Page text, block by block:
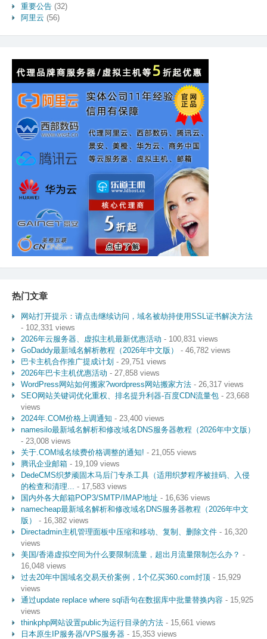
重要公告(32)
阿里云 (56)
热门文章
网站打开提示：请点击继续访问，域名被劫持使用SSL证书解决方法
- 102,331 views
2026年云服务器、虚拟主机最新优惠活动 - 100,831 views
GoDaddy最新域名解析教程（2026年中文版）
- 46,782 views
巴卡主机合作推广提成计划 - 29,751 views
2026年巴卡主机优惠活动 - 27,858 views
WordPress网站如何搬家?wordpress网站搬家方法- 26,317 views
SEO网站关键词优化重权、排名提升利器-百度CDN流量包- 23,668
views
2024年.COM价格上调通知 - 23,400 views
namesilo最新域名解析和修改域名DNS服务器教程（2026年中文版）
- 23,008 views
关于.COM域名续费价格调整的通知! - 21,055 views
腾讯企业邮箱- 19,109 views
DedeCMS织梦顽固木马后门专杀工具（适用织梦程序被挂码、入侵
的检查和清理...
- 17,583 views
国内外各大邮箱POP3/SMTP/IMAP地址 - 16,636 views
namecheap最新域名解析和修改域名DNS服务器教程（2026年中文
版）
- 16,382 views
Directadmin主机管理面板中压缩和移动、复制、删除文件- 16,320
views
美国/香港虚拟空间为什么要限制流量，超出月流量限制怎么办？ -
16,048 views
过去20年中国域名交易天价案例，1个亿买360.com封顶- 15,929
views
通过update replace where sql语句在数据库中批量替换内容- 15,925
views
thinkphp网站设置public为运行目录的方法- 15,661 views
日本原生IP服务器/VPS服务器 - 15,353 views